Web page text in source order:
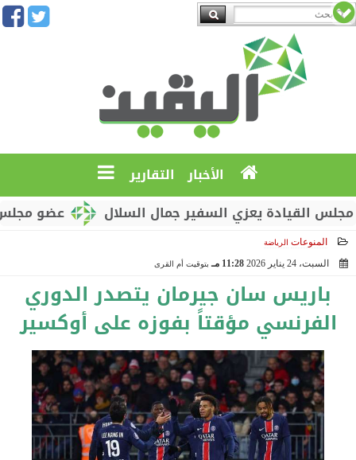
الأخبار التقارير
عضو مجلس
يعزي السفير جمال السلال
المنوعات الرياضة
السبت، 24 يناير 2026 11:28 مـ بتوقيت أم القرى
باريس سان جيرمان يتصدر الدوري
الفرنسي مؤقتاً بفوزه على أوكسير